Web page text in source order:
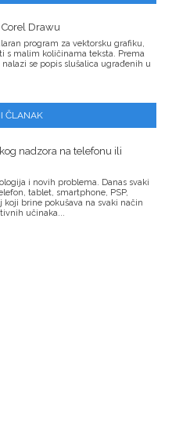
Drawu
program za vektorsku grafiku,
s malim količinama teksta. Prema
se popis slušalica ugrađenih u
ČLANAK
nadzora na telefonu ili
i novih problema. Danas svaki
tablet, smartphone, PSP,
koji brine pokušava na svaki način
učinaka...